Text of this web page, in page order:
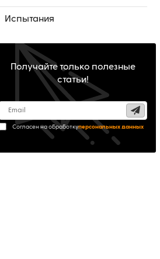
Испытания
Получайте только полезные
статьи!
Согласен на обработкуперсональных данных